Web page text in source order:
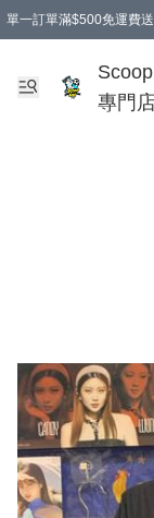
單一訂單滿$500免運費
專門